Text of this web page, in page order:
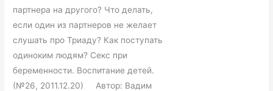
партнера на другого? Что делать,
если один из партнеров не желает
слушать про Триаду? Как поступать
одиноким людям? Секс при
беременности. Воспитание детей.
(№26, 2011.12.20) Автор: Вадим